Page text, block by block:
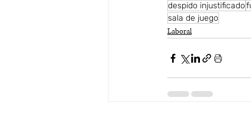
despido injustificado
sala de juego
Laboral